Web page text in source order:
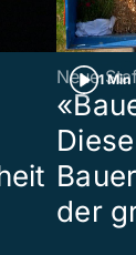
1 Min
Neue
der